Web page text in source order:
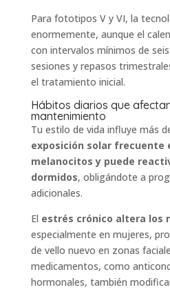
Para fototipos V y VI, la
enormemente, aunque el
con intervalos mínimos de
sesiones y repasos
el tratamiento inicial.
Hábitos diarios que
mantenimiento
Tu estilo de vida influye más
exposición solar frecuente
melanocitos y puede
dormidos, obligándote a
adicionales.
El estrés crónico altera los
especialmente en mujeres,
de vello nuevo en zonas
medicamentos, como
hormonales, también